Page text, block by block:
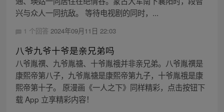
兴与众人一同抗敌。 等待电视剧的同时，...
1 个回答 2024年09月11日 22:03
八爷九爷十爷是亲兄弟吗
八爷胤禩、九爷胤禟、十爷胤䄉并非亲兄弟。八爷胤禩是
康熙帝第八子，九爷胤禟是康熙帝第九子，十爷胤䄉是康
熙帝第十子。 原漫画《一人之下》同样精彩，点击按钮下
载 App 立享精彩内容！